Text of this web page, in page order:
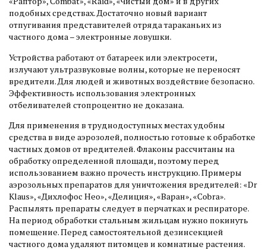
подобных средствах. Достаточно новый вариант
отпугивания представителей отряда тараканьих из
частного дома – электронные ловушки.
Устройства работают от батареек или электросети,
излучают ультразвуковые волны, которые не переносят
вредители. Для людей и животных воздействие безопасно.
Эффективность использования электронных
отбеливателей стопроцентно не доказана.
Для применения в труднодоступных местах удобны
средства в виде аэрозолей, полностью готовые к обработке
частных домов от вредителей. Флаконы рассчитаны на
обработку определенной площади, поэтому перед
использованием важно прочесть инструкцию. Примеры
аэрозольных препаратов для уничтожения вредителей: «Dr
Klaus», «Дихлофос Нео», «Делиция», «Варан», «Cobra».
Распылять препараты следует в перчатках и респираторе.
На период обработки стальным жильцам нужно покинуть
помещение. Перед самостоятельной дезинсекцией
частного дома удаляют питомцев и комнатные растения.